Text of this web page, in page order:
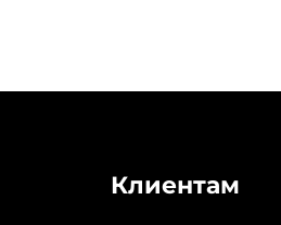
Клиентам